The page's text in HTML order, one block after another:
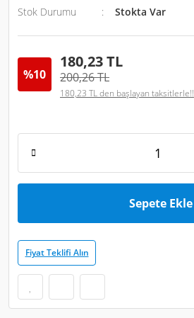
Stok Durumu
Stokta Var
%10
180,23 TL
200,26 TL
180,23 TL den başlayan taksitlerle!!
Sepete Ekle
Fiyat Teklifi Alın